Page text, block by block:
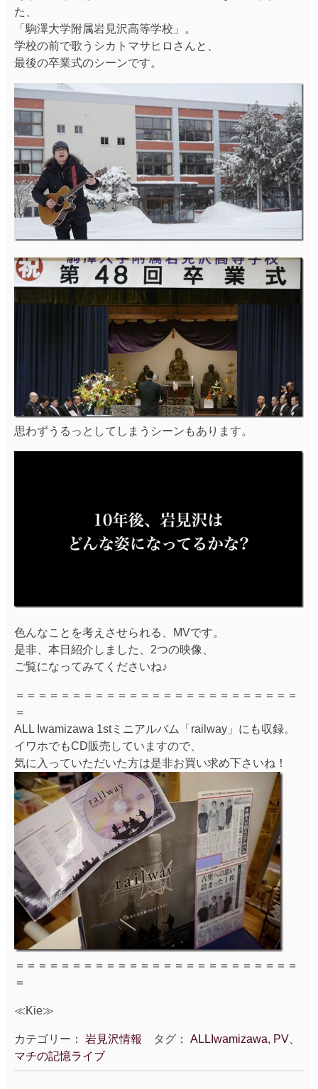
た、
「駒澤大学附属岩見沢高等学校」。
学校の前で歌うシカトマサヒロさんと、
最後の卒業式のシーンです。
思わずうるっとしてしまうシーンもあります。
色んなことを考えさせられる、MVです。
是非、本日紹介しました、2つの映像、
ご覧になってみてくださいね♪
＝＝＝＝＝＝＝＝＝＝＝＝＝＝＝＝＝＝＝＝＝＝＝＝＝
＝
ALL Iwamizawa 1stミニアルバム「railway」にも収録。
イワホでもCD販売していますので、
気に入っていただいた方は是非お買い求め下さいね！
＝＝＝＝＝＝＝＝＝＝＝＝＝＝＝＝＝＝＝＝＝＝＝＝＝
＝
≪Kie≫
カテゴリー： 岩見沢情報 タグ： ALLIwamizawa, PV、
マチの記憶ライブ